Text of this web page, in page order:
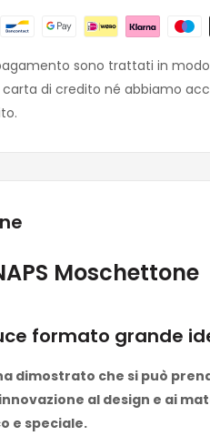
sono trattati in
di credito né abbiamo
Moschettone
formato grande
dimostrato che si può
al design e ai
e speciale.